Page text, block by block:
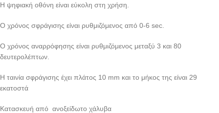
Η ψηφιακή οθόνη είναι εύκολη στη χρήση.
Ο χρόνος σφράγισης είναι ρυθμιζόμενος από 0-6 sec.
Ο χρόνος αναρρόφησης είναι ρυθμιζόμενος μεταξύ 3 και 80
δευτερολέπτων.
Η ταινία σφράγισης έχει πλάτος 10 mm και το μήκος της είναι 29
εκατοστά
Κατασκευή από ανοξείδωτο χάλυβα